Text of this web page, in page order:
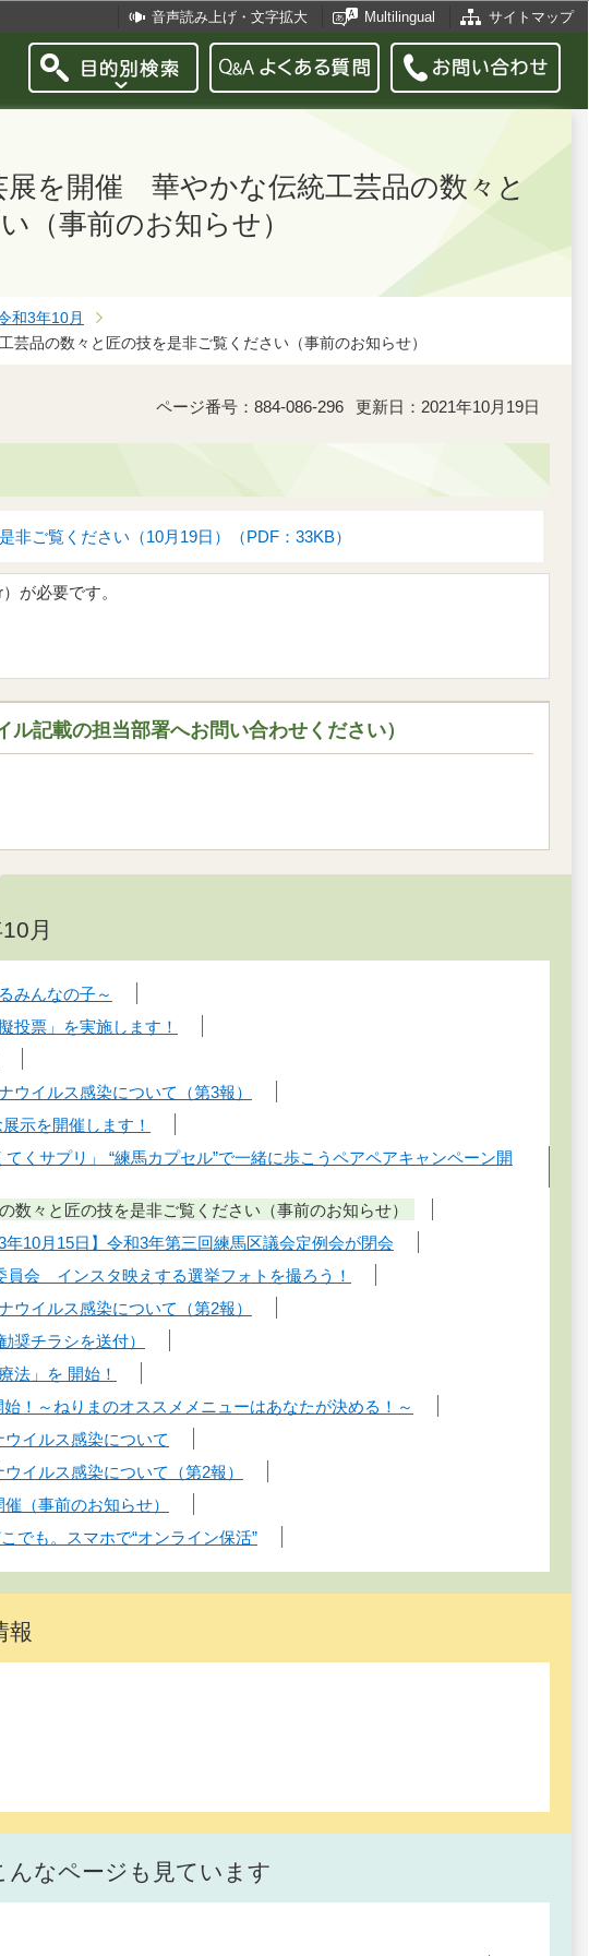
音声読み上げ・文字拡大 Multilingual サイトマップ
展を開催 華やかな伝統工芸品の数々と
（事前のお知らせ）
和3年10月
品の数々と匠の技を是非ご覧ください（事前のお知らせ）
ページ番号：884-086-296 更新日：2021年10月19日
ご覧ください（10月19日）（PDF：33KB）
が必要です。
記載の担当部署へお問い合わせください）
月
みんなの子～
投票」を実施します！
ウイルス感染について（第3報）
示を開催します！
くサプリ」 “練馬カプセル”で一緒に歩こうペアペアキャンペーン開
々と匠の技を是非ご覧ください（事前のお知らせ）
3年10月15日】令和3年第三回練馬区議会定例会が閉会
員会 インスタ映えする選挙フォトを撮ろう！
ウイルス感染について（第2報）
奨チラシを送付）
法」を 開始！
！～ねりまのオススメメニューはあなたが決める！～
イルス感染について
イルス感染について（第2報）
（事前のお知らせ）
でも。スマホで“オンライン保活”
報
なページも見ています